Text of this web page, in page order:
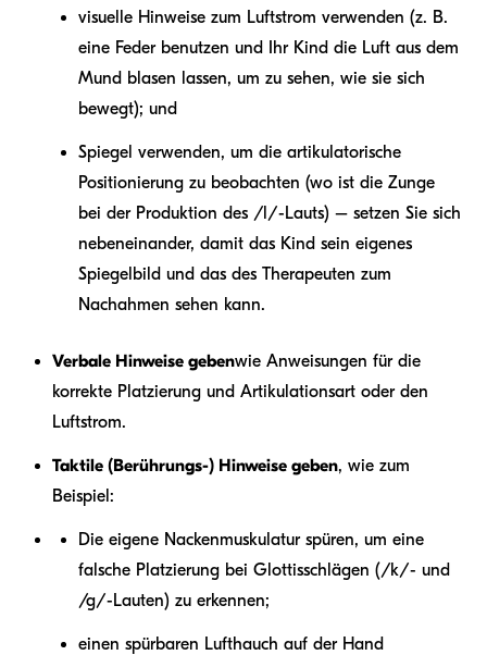
visuelle Hinweise zum Luftstrom verwenden (z. B.
eine Feder benutzen und Ihr Kind die Luft aus dem
Mund blasen lassen, um zu sehen, wie sie sich
bewegt); und
Spiegel verwenden, um die artikulatorische
Positionierung zu beobachten (wo ist die Zunge
bei der Produktion des /l/-Lauts) – setzen Sie sich
nebeneinander, damit das Kind sein eigenes
Spiegelbild und das des Therapeuten zum
Nachahmen sehen kann.
Verbale Hinweise gebenwie Anweisungen für die
korrekte Platzierung und Artikulationsart oder den
Luftstrom.
Taktile (Berührungs-) Hinweise geben, wie zum
Beispiel:
Die eigene Nackenmuskulatur spüren, um eine
falsche Platzierung bei Glottisschlägen (/k/- und
/g/-Lauten) zu erkennen;
einen spürbaren Lufthauch auf der Hand